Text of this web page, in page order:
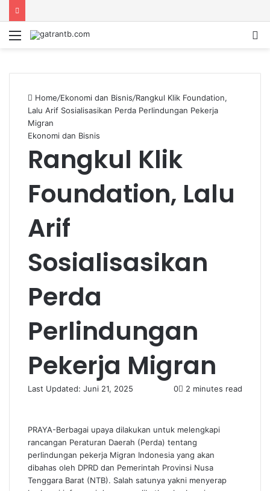
Menu
Home/Ekonomi dan Bisnis/Rangkul Klik Foundation,
Lalu Arif Sosialisasikan Perda Perlindungan Pekerja
Migran
Ekonomi dan Bisnis
Rangkul Klik
Foundation, Lalu
Arif
Sosialisasikan
Perda
Perlindungan
Pekerja Migran
Last Updated: Juni 21, 2025 0 2 minutes read
PRAYA-Berbagai upaya dilakukan untuk melengkapi
rancangan Peraturan Daerah (Perda) tentang
perlindungan pekerja Migran Indonesia yang akan
dibahas oleh DPRD dan Pemerintah Provinsi Nusa
Tenggara Barat (NTB). Salah satunya yakni menyerap